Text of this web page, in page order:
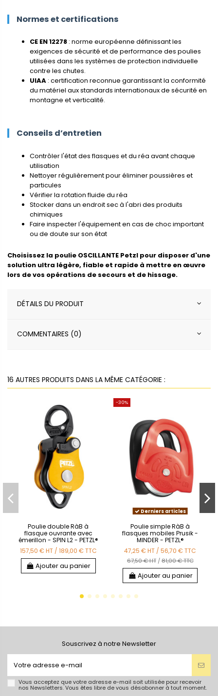
Normes et certifications
CE EN 12278 : norme européenne définissant les
exigences de sécurité et de performance des poulies
utilisées dans les systèmes de protection individuelle
contre les chutes.
UIAA : certification reconnue garantissant la conformité
du matériel aux standards internationaux de sécurité en
montagne et verticalité.
Conseils d’entretien
Contrôler l'état des flasques et du réa avant chaque
utilisation
Nettoyer régulièrement pour éliminer poussières et
particules
Vérifier la rotation fluide du réa
Stocker dans un endroit sec à l'abri des produits
chimiques
Faire inspecter l'équipement en cas de choc important
ou de doute sur son état
Choisissez la poulie OSCILLANTE Petzl pour disposer d'une
solution ultra légère, fiable et rapide à mettre en œuvre
lors de vos opérations de secours et de hissage.
DÉTAILS DU PRODUIT
COMMENTAIRES (0)
16 AUTRES PRODUITS DANS LA MÊME CATÉGORIE :
Poulie double RàB à
flasque ouvrante avec
émerillon - SPIN L2 - PETZL®
157,50 €HT / 189,00 €TTC
Ajouter au panier
-30%
Derniers articles
Poulie simple RàB à
flasques mobiles Prusik -
MINDER - PETZL®
47,25 €HT /56,70 €TTC
67,50 € HT /81,00 € TTC
Ajouter au panier
Souscrivez à notre Newsletter
Vous acceptez que votre adresse e-mail soit utilisée pour recevoir
nos Newsletters. Vous êtes libre de vous désabonner à tout moment.